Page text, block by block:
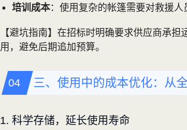
培训成本：使用复杂的帐篷需要对救援人
【避坑指南】在招标时明确要求供应商承担
用，避免后期追加预算。
三、使用中的成本优化：从
1. 科学存储，延长使用寿命